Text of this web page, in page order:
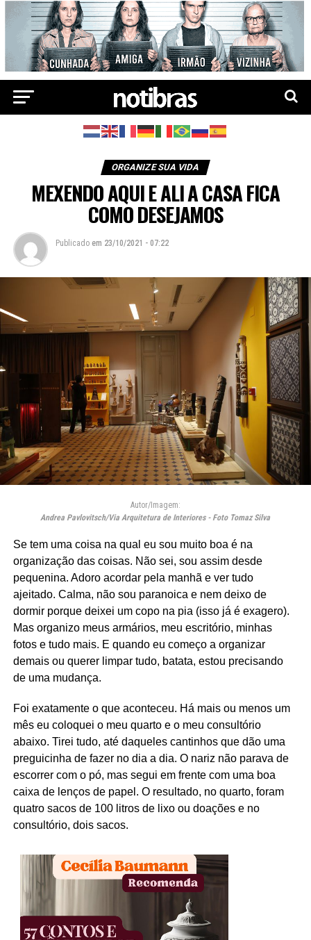
ORGANIZE SUA VIDA
MEXENDO AQUI E ALI A CASA FICA
COMO DESEJAMOS
Publicado em 23/10/2021 - 07:22
Autor/Imagem:
Andrea Pavlovitsch/Via Arquitetura de Interiores - Foto Tomaz Silva
Se tem uma coisa na qual eu sou muito boa é na
organização das coisas. Não sei, sou assim desde
pequenina. Adoro acordar pela manhã e ver tudo
ajeitado. Calma, não sou paranoica e nem deixo de
dormir porque deixei um copo na pia (isso já é exagero).
Mas organizo meus armários, meu escritório, minhas
fotos e tudo mais. E quando eu começo a organizar
demais ou querer limpar tudo, batata, estou precisando
de uma mudança.
Foi exatamente o que aconteceu. Há mais ou menos um
mês eu coloquei o meu quarto e o meu consultório
abaixo. Tirei tudo, até daqueles cantinhos que dão uma
preguicinha de fazer no dia a dia. O nariz não parava de
escorrer com o pó, mas segui em frente com uma boa
caixa de lenços de papel. O resultado, no quarto, foram
quatro sacos de 100 litros de lixo ou doações e no
consultório, dois sacos.